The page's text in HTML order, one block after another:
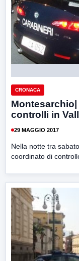
CRONACA
controlli in
29 MAGGIO 2017
Nella notte tra
coordinato di